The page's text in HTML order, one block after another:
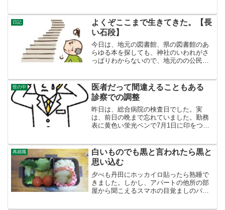
い。長袖のウェスタンシャツを着ること
にする。しかし、寒い、お...
日記
よくぞここまで生きてきた。【長
い石段】
今日は、地元の図書館、県の図書館のあ
らゆる本を探しても、神社のいわれがさ
っぱりわからないので、地元のの公民館
る巨岩）の下に祠があり、それが何の神
社なのか、そればかり気に...
世の中
医者だって間違えることもある
診察での調整
昨日は、総合病院の検査日でした。実
は、前日の晩まで忘れていました。勤務
表に黄色い蛍光ペンで7月1日に印をつけ
が不調で（むかむか吐き気がする）、１
ヶ月前倒しで検査を受け、...
再就職
白いものでも黒と言われたら黒と
思い込む
夕べも丹田にホッカイロ貼ったら熟睡で
きました。しかし、アパートの他所の部
屋から聞こえるスマホの目覚ましのバイ